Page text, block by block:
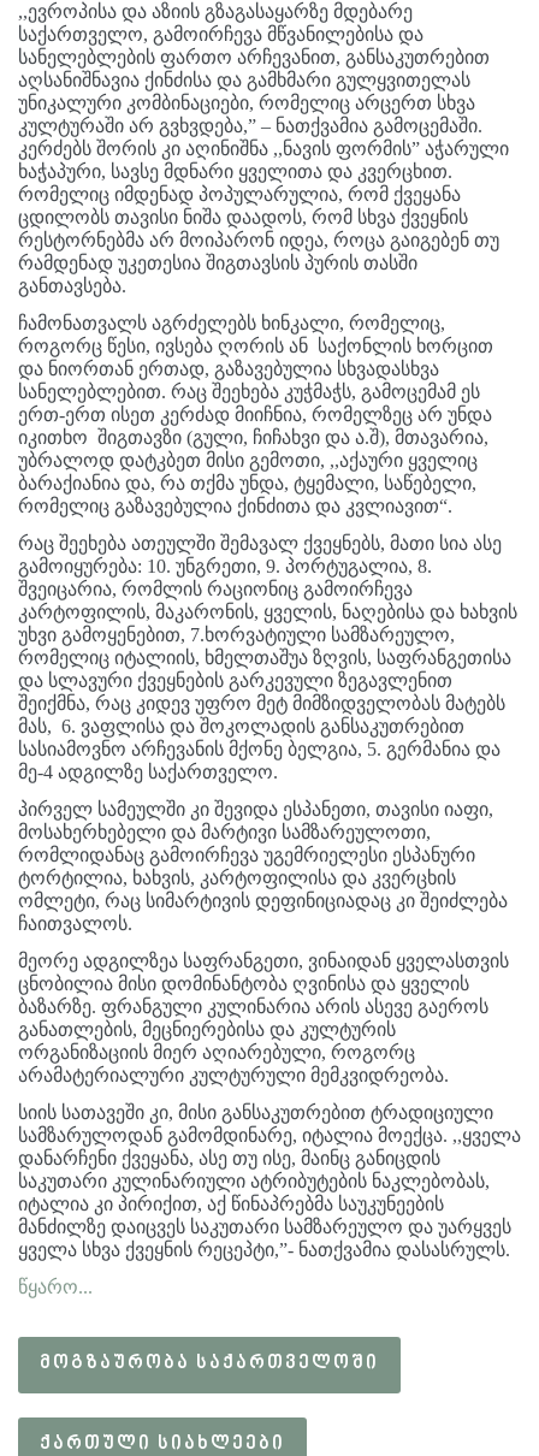
,,ევროპისა და აზიის გზაგასაყარზე მდებარე
საქართველო, გამოირჩევა მწვანილებისა და
სანელებლების ფართო არჩევანით, განსაკუთრებით
აღსანიშნავია ქინძისა და გამხმარი გულყვითელას
უნიკალური კომბინაციები, რომელიც არცერთ სხვა
კულტურაში არ გვხვდება,” – ნათქვამია გამოცემაში.
კერძებს შორის კი აღინიშნა ,,ნავის ფორმის” აჭარული
ხაჭაპური, სავსე მდნარი ყველითა და კვერცხით.
რომელიც იმდენად პოპულარულია, რომ ქვეყანა
ცდილობს თავისი ნიშა დაადოს, რომ სხვა ქვეყნის
რესტორნებმა არ მოიპარონ იდეა, როცა გაიგებენ თუ
რამდენად უკეთესია შიგთავსის პურის თასში
განთავსება.
ჩამონათვალს აგრძელებს ხინკალი, რომელიც,
როგორც წესი, ივსება ღორის ან საქონლის ხორცით
და ნიორთან ერთად, გაზავებულია სხვადასხვა
სანელებლებით. რაც შეეხება კუჭმაჭს, გამოცემამ ეს
ერთ-ერთ ისეთ კერძად მიიჩნია, რომელზეც არ უნდა
იკითხო შიგთავზი (გული, ჩიჩახვი და ა.შ), მთავარია,
უბრალოდ დატკბეთ მისი გემოთი, ,,აქაური ყველიც
ბარაქიანია და, რა თქმა უნდა, ტყემალი, საწებელი,
რომელიც გაზავებულია ქინძითა და კვლიავით“.
რაც შეეხება ათეულში შემავალ ქვეყნებს, მათი სია ასე
გამოიყურება: 10. უნგრეთი, 9. პორტუგალია, 8.
შვეიცარია, რომლის რაციონიც გამოირჩევა
კარტოფილის, მაკარონის, ყველის, ნაღებისა და ხახვის
უხვი გამოყენებით, 7.ხორვატიული სამზარეულო,
რომელიც იტალიის, ხმელთაშუა ზღვის, საფრანგეთისა
და სლავური ქვეყნების გარკევული ზეგავლენით
შეიქმნა, რაც კიდევ უფრო მეტ მიმზიდველობას მატებს
მას, 6. ვაფლისა და შოკოლადის განსაკუთრებით
სასიამოვნო არჩევანის მქონე ბელგია, 5. გერმანია და
მე-4 ადგილზე საქართველო.
პირველ სამეულში კი შევიდა ესპანეთი, თავისი იაფი,
მოსახერხებელი და მარტივი სამზარეულოთი,
რომლიდანაც გამოირჩევა უგემრიელესი ესპანური
ტორტილია, ხახვის, კარტოფილისა და კვერცხის
ომლეტი, რაც სიმარტივის დეფინიციადაც კი შეიძლება
ჩაითვალოს.
მეორე ადგილზეა საფრანგეთი, ვინაიდან ყველასთვის
ცნობილია მისი დომინანტობა ღვინისა და ყველის
ბაზარზე. ფრანგული კულინარია არის ასევე გაეროს
განათლების, მეცნიერებისა და კულტურის
ორგანიზაციის მიერ აღიარებული, როგორც
არამატერიალური კულტურული მემკვიდრეობა.
სიის სათავეში კი, მისი განსაკუთრებით ტრადიციული
სამზარულოდან გამომდინარე, იტალია მოექცა. ,,ყველა
დანარჩენი ქვეყანა, ასე თუ ისე, მაინც განიცდის
საკუთარი კულინარიული ატრიბუტების ნაკლებობას,
იტალია კი პირიქით, აქ წინაპრებმა საუკუნეების
მანძილზე დაიცვეს საკუთარი სამზარეულო და უარყვეს
ყველა სხვა ქვეყნის რეცეპტი,”- ნათქვამია დასასრულს.
წყარო...
ᲛᲝᲒᲖᲐᲣᲠᲝᲑᲐ ᲡᲐᲥᲐᲠᲗᲕᲔᲚᲝᲨᲘ
ᲥᲐᲠᲗᲣᲚᲘ ᲡᲘᲐᲮᲚᲔᲔᲑᲘ